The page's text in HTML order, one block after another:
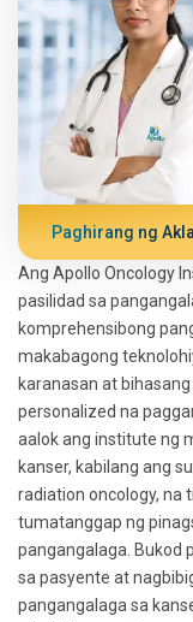
Paghirang ng
Ang Apollo Oncology
pasilidad sa
komprehensibong
makabagong
karanasan at
personalized na
aalok ang institute ng
kanser, kabilang ang
radiation oncology, na
tumatanggap ng
pangangalaga. Bukod
sa pasyente at
pangangalaga sa